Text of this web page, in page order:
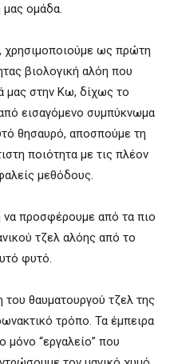
μας ομάδα.
χρησιμοποιούμε ως πρώτη
βιολογική αλόη που
μας στην Κω, δίχως το
εισαγόμενο συμπύκνωμα
θησαυρό, αποσπούμε τη
ποιότητα με τις πλέον
μεθόδους.
να προσφέρουμε από τα πιο
τζελ αλόης από το
φυτό.
θαυματουργού τζελ της
τρόπο. Τα έμπειρα
μόνο “εργαλείο” που